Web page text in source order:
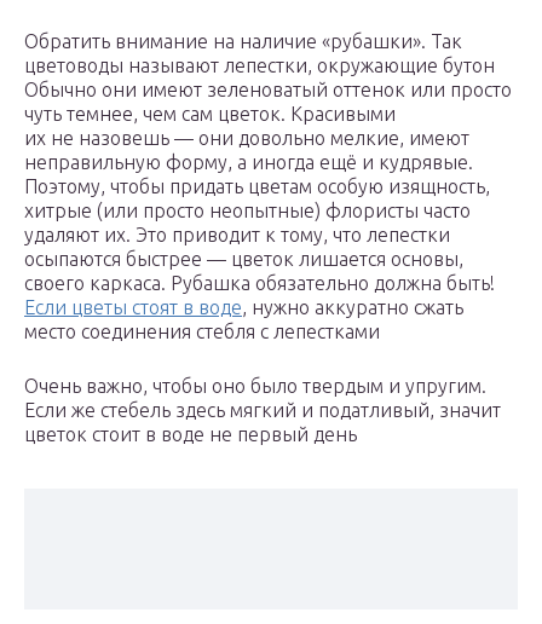
Обратить внимание на наличие «рубашки». Так
цветоводы называют лепестки, окружающие бутон
Обычно они имеют зеленоватый оттенок или просто
чуть темнее, чем сам цветок. Красивыми
их не назовешь — они довольно мелкие, имеют
неправильную форму, а иногда ещё и кудрявые.
Поэтому, чтобы придать цветам особую изящность,
хитрые (или просто неопытные) флористы часто
удаляют их. Это приводит к тому, что лепестки
осыпаются быстрее — цветок лишается основы,
своего каркаса. Рубашка обязательно должна быть!
Если цветы стоят в воде, нужно аккуратно сжать
место соединения стебля с лепестками
Очень важно, чтобы оно было твердым и упругим.
Если же стебель здесь мягкий и податливый, значит
цветок стоит в воде не первый день